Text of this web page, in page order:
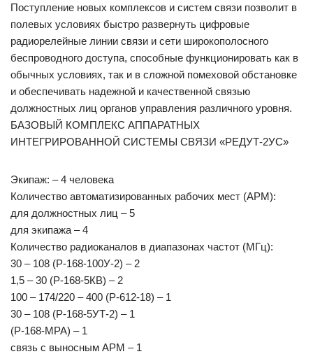
Поступление новых комплексов и систем связи позволит в
полевых условиях быстро развернуть цифровые
радиорелейные линии связи и сети широкополосного
беспроводного доступа, способные функционировать как в
обычных условиях, так и в сложной помеховой обстановке
и обеспечивать надежной и качественной связью
должностных лиц органов управления различного уровня.
БАЗОВЫЙ КОМПЛЕКС АППАРАТНЫХ
ИНТЕГРИРОВАННОЙ СИСТЕМЫ СВЯЗИ «РЕДУТ-2УС»
Экипаж: – 4 человека
Количество автоматизированных рабочих мест (АРМ):
для должностных лиц – 5
для экипажа – 4
Количество радиоканалов в диапазонах частот (МГц):
30 – 108 (Р-168-100У-2) – 2
1,5 – 30 (Р-168-5КВ) – 2
100 – 174/220 – 400 (Р-612-18) – 1
30 – 108 (Р-168-5УТ-2) – 1
(Р-168-МРА) – 1
связь с выносным АРМ – 1